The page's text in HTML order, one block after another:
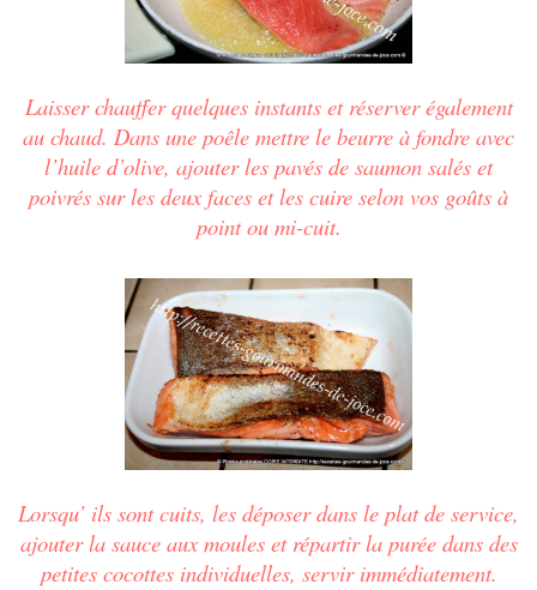
Laisser chauffer quelques instants et réserver également
au chaud. Dans une poêle mettre le beurre à fondre avec
l’huile d’olive, ajouter les pavés de saumon salés et
poivrés sur les deux faces et les cuire selon vos goûts à
point ou mi-cuit.
Lorsqu’ ils sont cuits, les déposer dans le plat de service,
ajouter la sauce aux moules et répartir la purée dans des
petites cocottes individuelles, servir immédiatement.